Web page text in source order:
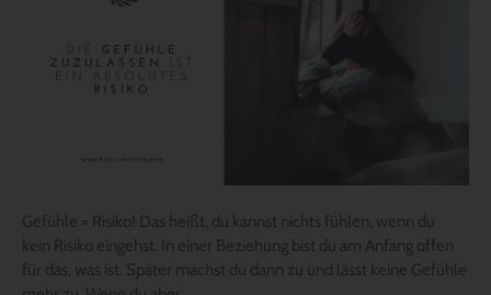
Gefühle = Risiko! Das heißt, du kannst nichts fühlen, wenn du
kein Risiko eingehst. In einer Beziehung bist du am Anfang offen
für das, was ist. Später machst du dann zu und lässt keine Gefühle
absolutes
Risiko